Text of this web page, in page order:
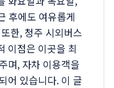
후에도 여유롭게
한, 청주 시외버스
이점은 이곳을 최
며, 자차 이용객을
어 있습니다. 이 글